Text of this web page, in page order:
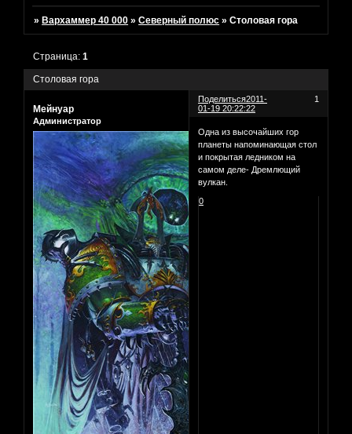
» Вархаммер 40 000 »Северный полюс »Столовая гора
Столовая гора
Страница:1
Поделиться 1
2011-
01-19 20:22:22
Мейнуар
Администратор
Одна из высочайших гор
планеты напоминающая стол
и покрытая ледником на
самом деле- Дремлющий
вулкан.
0